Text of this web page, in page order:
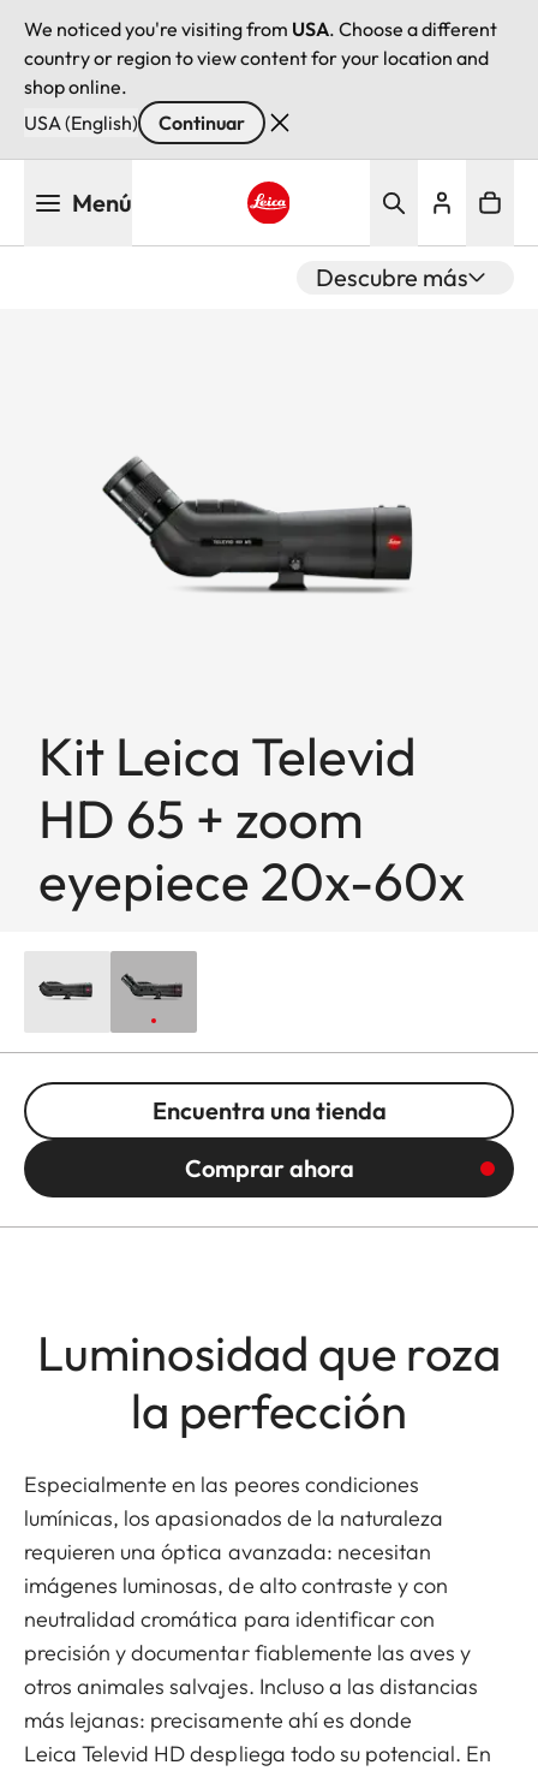
We noticed you're visiting from USA. Choose a different
country or region to view content for your location and
shop online.
USA (English)
Continuar
Menú
Descubre más
Kit Leica Televid
HD 65 + zoom
eyepiece 20x-60x
Encuentra una tienda
Comprar ahora
Luminosidad que roza
la perfección
Especialmente en las peores condiciones
lumínicas, los apasionados de la naturaleza
requieren una óptica avanzada: necesitan
imágenes luminosas, de alto contraste y con
neutralidad cromática para identificar con
precisión y documentar fiablemente las aves y
otros animales salvajes. Incluso a las distancias
más lejanas: precisamente ahí es donde
Leica Televid HD despliega todo su potencial. En